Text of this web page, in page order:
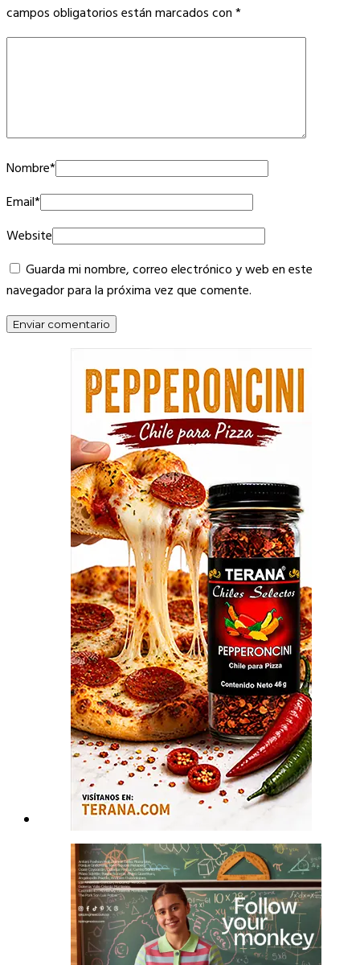
campos obligatorios están marcados con*
Nombre*
Email*
Website
Guarda mi nombre, correo electrónico y web en este
navegador para la próxima vez que comente.